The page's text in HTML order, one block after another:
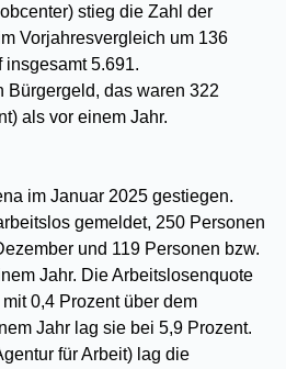
stieg die Zahl der
Vorjahresvergleich um 136
insgesamt 5.691.
Bürgergeld, das waren 322
als vor einem Jahr.
im Januar 2025 gestiegen.
gemeldet, 250 Personen
und 119 Personen bzw.
Jahr. Die Arbeitslosenquote
0,4 Prozent über dem
Jahr lag sie bei 5,9 Prozent.
für Arbeit) lag die